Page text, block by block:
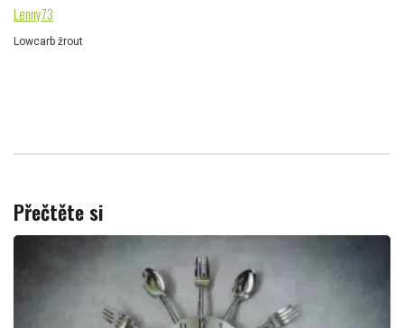
Lenny73
Lowcarb žrout
Přečtěte si